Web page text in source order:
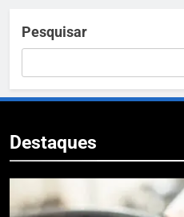
Pesquisar
Destaques